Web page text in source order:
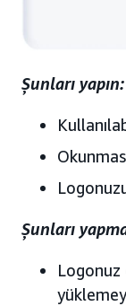
Şunları yapın:
Şunları